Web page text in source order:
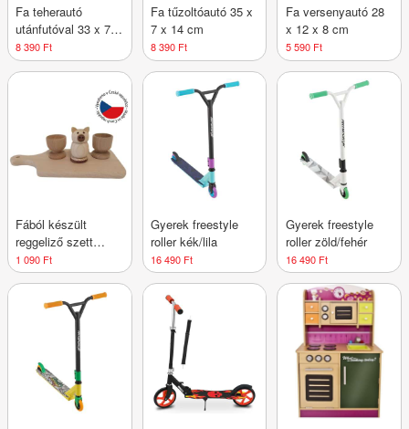
Fa teherautó
utánfutóval 33 x 7 x
12 cm
8 390 Ft
Fa tűzoltóautó 35 x
7 x 14 cm
8 390 Ft
Fa versenyautó 28
x 12 x 8 cm
5 590 Ft
Fából készült
reggeliző szett
vágódeszkán
1 090 Ft
Gyerek freestyle
roller kék/lila
16 490 Ft
Gyerek freestyle
roller zöld/fehér
16 490 Ft